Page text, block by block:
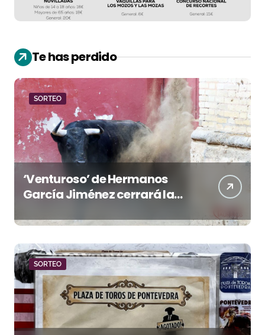
Te has perdido
SORTEO
‘Venturoso’ de Hermanos
García Jiménez cerrará la
SORTEO